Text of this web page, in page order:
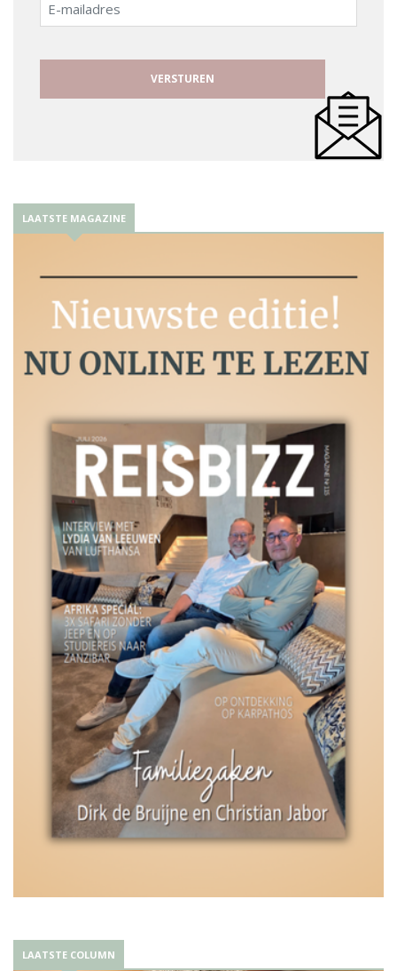
mailadres
LAATSTE MAGAZINE
LAATSTE COLUMN